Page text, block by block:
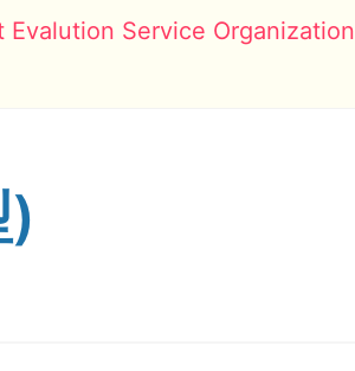
Service Organization